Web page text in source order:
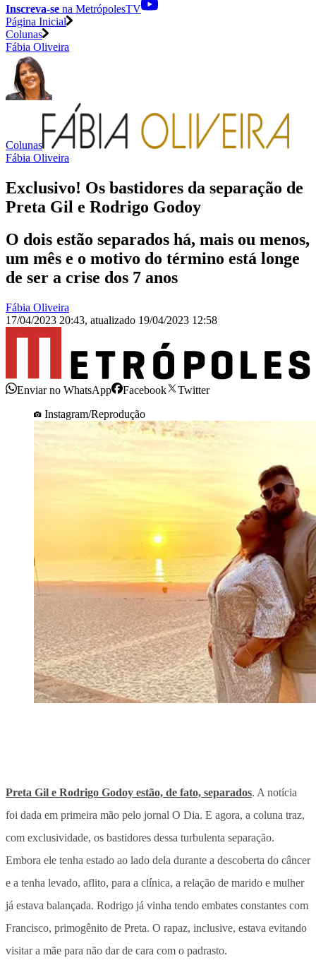
Inscreva-se na MetrópolesTV
Página Inicial
Colunas
Fábia Oliveira
Colunas
Fábia Oliveira
Exclusivo! Os bastidores da separação de
Preta Gil e Rodrigo Godoy
O dois estão separados há, mais ou menos,
um mês e o motivo do término está longe
de ser a crise dos 7 anos
Fábia Oliveira
17/04/2023 20:43, atualizado 19/04/2023 12:58
Enviar no WhatsApp Facebook
Twitter
Instagram/Reprodução
Preta Gil e Rodrigo Godoy estão, de fato, separados. A notícia
foi dada em primeira mão pelo jornal O Dia. E agora, a coluna traz,
com exclusividade, os bastidores dessa turbulenta separação.
Embora ele tenha estado ao lado dela durante a descoberta do câncer
e a tenha levado, aflito, para a clínica, a relação de marido e mulher
já estava balançada. Rodrigo já vinha tendo embates constantes com
Francisco, primogênito de Preta. O rapaz, inclusive, estava evitando
visitar a mãe para não dar de cara com o padrasto.